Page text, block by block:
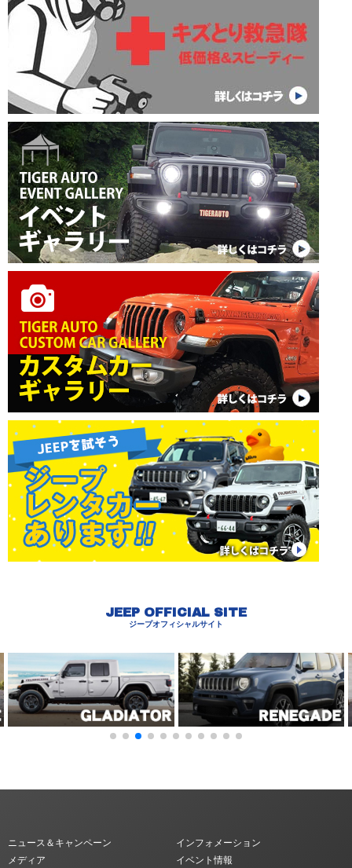
JEEP OFFICIAL SITE
ジープオフィシャルサイト
ニュース＆キャンペーン
インフォメーション
メディア
イベント情報